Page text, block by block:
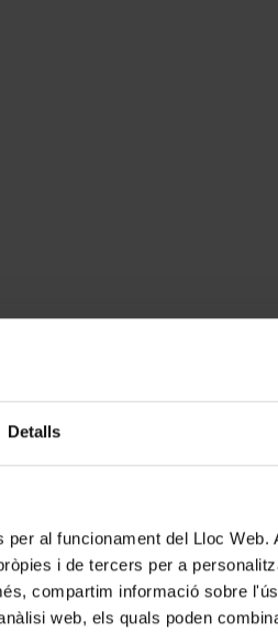
Detalls
al funcionament del Lloc Web.
i de tercers per a
compartim informació sobre
web, els quals poden